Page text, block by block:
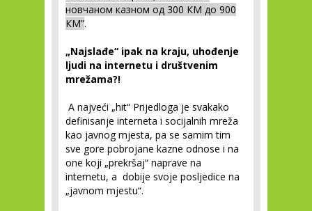
новчаном казном од 300 КМ до 900
КМ”.
„Najslađe“ ipak na kraju, uhođenje
ljudi na internetu i društvenim
mrežama?!
A najveći „hit“ Prijedloga je svakako
definisanje interneta i socijalnih mreža
kao javnog mjesta, pa se samim tim
sve gore pobrojane kazne odnose i na
one koji „prekršaj“ naprave na
internetu, a dobije svoje posljedice na
„javnom mjestu“.